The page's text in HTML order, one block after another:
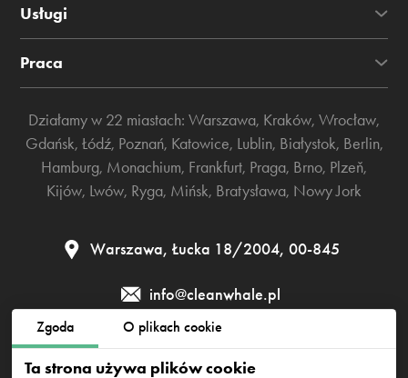
Zgoda O plikach cookie
Ta strona używa plików cookie
Usługi
Praca
Działamy w 22 miastach: Warszawa, Kraków, Wrocław,
Gdańsk, Łódź, Poznań, Katowice, Lublin, Białystok, Berlin,
Hamburg, Monachium, Frankfurt, Praga, Brno, Plzeň,
Kijów, Lwów, Ryga, Mińsk, Bratysława, Nowy Jork
Warszawa, Łucka 18/2004, 00-845
info@cleanwhale.pl